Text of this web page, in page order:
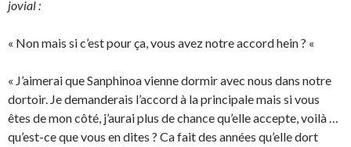
jovial :
« Non mais si c’est pour ça, vous avez notre accord hein ? «
« J’aimerai que Sanphinoa vienne dormir avec nous dans notre
dortoir. Je demanderais l’accord à la principale mais si vous
êtes de mon côté, j’aurai plus de chance qu’elle accepte, voilà …
qu’est-ce que vous en dites ? Ca fait des années qu’elle dort